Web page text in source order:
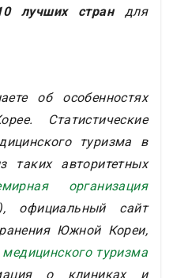
лучших страндля
об особенностях
Статистические
туризма в
таких авторитетных
организация
сайт
Южной Кореи,
туризма
о клиниках и